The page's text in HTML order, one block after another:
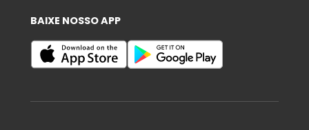
BAIXE NOSSO APP